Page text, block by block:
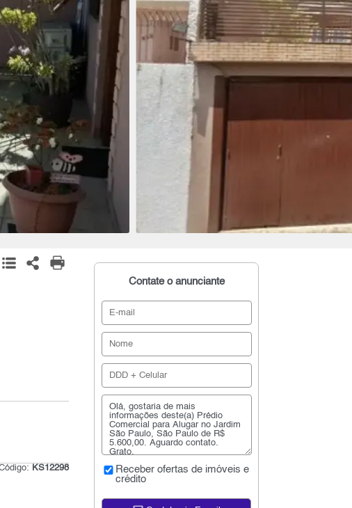
KS12298
Contate o anunciante
Receber ofertas de imóveis e
crédito